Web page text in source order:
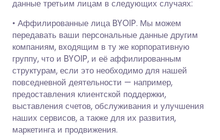
данные третьим лицам в следующих случаях:
• Аффилированные лица BYOIP. Мы можем
передавать ваши персональные данные другим
компаниям, входящим в ту же корпоративную
группу, что и BYOIP, и её аффилированным
структурам, если это необходимо для нашей
повседневной деятельности — например,
предоставления клиентской поддержки,
выставления счетов, обслуживания и улучшения
наших сервисов, а также для их развития,
маркетинга и продвижения.